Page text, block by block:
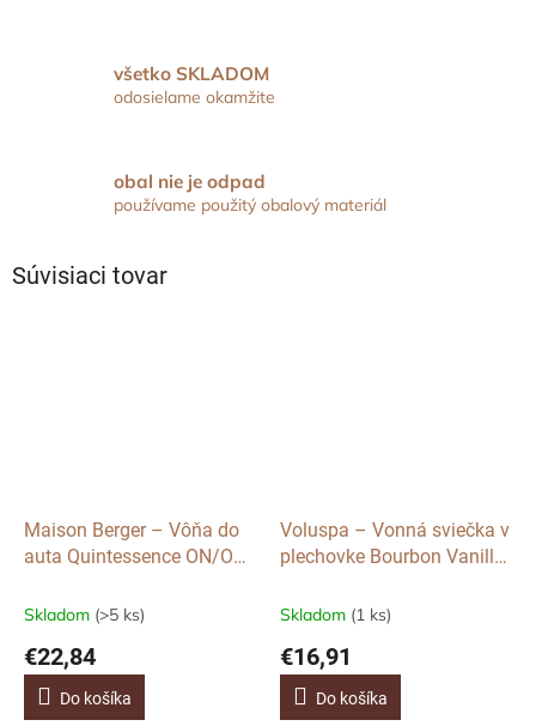
všetko SKLADOM
odosielame okamžite
obal nie je odpad
používame použitý obalový materiál
Súvisiaci tovar
Maison Berger – Vôňa do
auta Quintessence ON/OFF
Skladom (>5 ks)
€22,84
Do košíka
Voluspa – Vonná sviečka v
plechovke Bourbon Vanille,
Skladom (1 ks)
€16,91
Do košíka